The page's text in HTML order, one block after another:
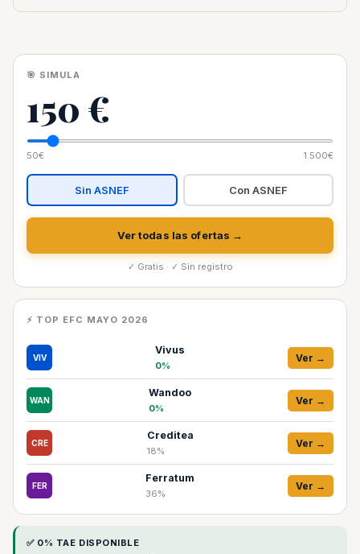
🎯 SIMULA
150 €
50€ 1.500€
Sin ASNEF Con ASNEF
Ver todas las ofertas →
✓ Gratis · ✓ Sin registro
⚡ TOP EFC MAYO 2026
VIV
Vivus
0%
Ver →
WAN
Wandoo
0%
Ver →
CRE
Creditea
18%
Ver →
FER
Ferratum
36%
Ver →
✅ 0% TAE DISPONIBLE